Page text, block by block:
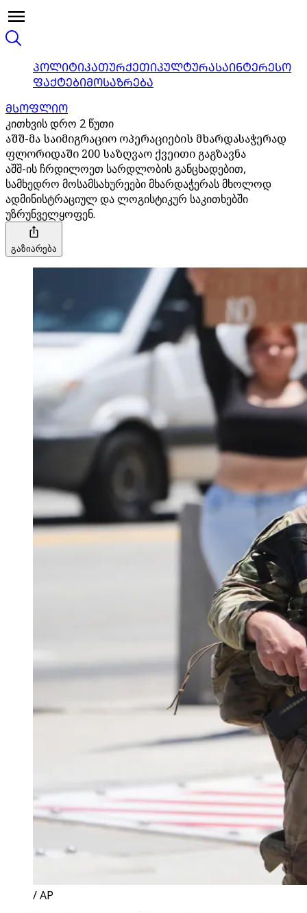
ᲞᲝᲚᲘᲢᲘᲙᲐᲗᲣᲠᲥᲔᲗᲘᲙᲣᲚᲢᲣᲠᲐᲡᲐᲘᲜᲢᲔᲠᲔᲡᲝ
ᲤᲐᲥᲢᲔᲑᲘᲛᲝᲡᲐᲖᲠᲔᲑᲐ
ᲛᲡᲝᲤᲚᲘᲝ
კითხვის დრო 2 წუთი
აშშ-მა საიმიგრაციო ოპერაციების მხარდასაჭერად
ფლორიდაში 200 საზღვაო ქვეითი გაგზავნა
აშშ-ის ჩრდილოეთ სარდლობის განცხადებით,
სამხედრო მოსამსახურეები მხარდაჭერას მხოლოდ
ადმინისტრაციულ და ლოგისტიკურ საკითხებში
უზრუნველყოფენ.
გაზიარება
/ AP